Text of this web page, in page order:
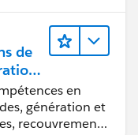
de
en
génération et
recouvrement